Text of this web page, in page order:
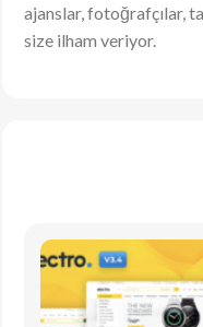
ajanslar, fotoğrafçılar,
size ilham veriyor.